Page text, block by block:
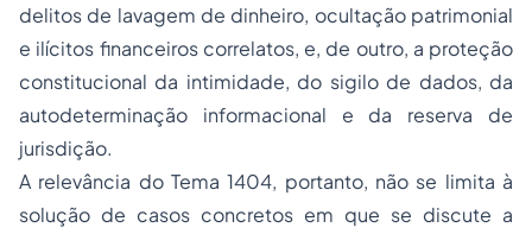
delitos de lavagem de dinheiro, ocultação patrimonial
e ilícitos financeiros correlatos, e, de outro, a proteção
constitucional da intimidade, do sigilo de dados, da
autodeterminação informacional e da reserva de
jurisdição.
A relevância do Tema 1404, portanto, não se limita à
solução de casos concretos em que se discute a